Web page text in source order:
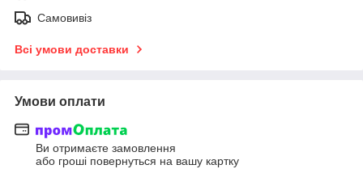
Самовивіз
Всі умови доставки
Умови оплати
Ви отримаєте замовлення
або гроші повернуться на вашу картку